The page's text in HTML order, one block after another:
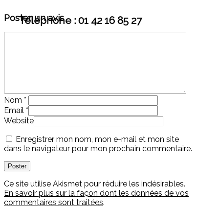
Téléphone : 01 42 16 85 27
Poster un avis
Nom *
Email *
Website
Enregistrer mon nom, mon e-mail et mon site
dans le navigateur pour mon prochain commentaire.
Ce site utilise Akismet pour réduire les indésirables.
En savoir plus sur la façon dont les données de vos
commentaires sont traitées.